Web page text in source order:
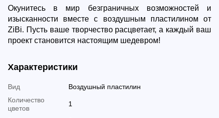
Окунитесь в мир безграничных возможностей и
изысканности вместе с воздушным пластилином от
ZiBi. Пусть ваше творчество расцветает, а каждый ваш
проект становится настоящим шедевром!
Характеристики
Вид
Воздушный пластилин
Количество
цветов
1